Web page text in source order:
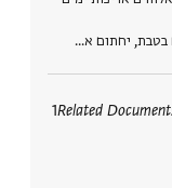
יחתום א‮…
Related
1